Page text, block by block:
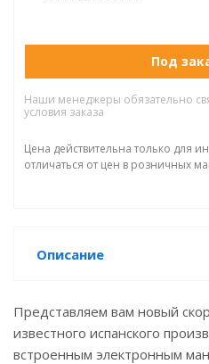
Под
Наши менеджеры обязательно
условия заказа
Цена действительна только для
отличаться от цен в розничных
Описание
Представляем вам новый
известного испанского
встроенным электронным